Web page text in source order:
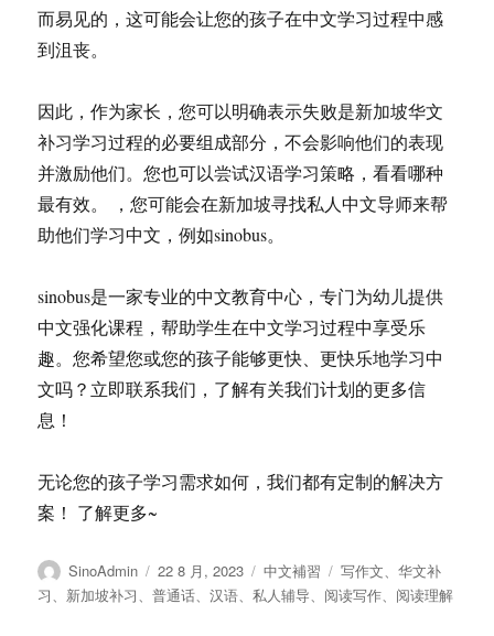
而易见的，这可能会让您的孩子在中文学习过程中感
到沮丧。
因此，作为家长，您可以明确表示失败是新加坡华文
补习学习过程的必要组成部分，不会影响他们的表现
并激励他们。您也可以尝试汉语学习策略，看看哪种
最有效。 ，您可能会在新加坡寻找私人中文导师来帮
助他们学习中文，例如sinobus。
sinobus是一家专业的中文教育中心，专门为幼儿提供
中文强化课程，帮助学生在中文学习过程中享受乐
趣。您希望您或您的孩子能够更快、更快乐地学习中
文吗？立即联系我们，了解有关我们计划的更多信
息！
无论您的孩子学习需求如何，我们都有定制的解决方
案！ 了解更多~
作
者
SinoAdmin
发
布
22 8 月, 2023
分
类
中文補習
标
签
写作文、华文补
习、 新加坡补习、普通话、汉语、私人辅导、 阅读写作、 阅读理解